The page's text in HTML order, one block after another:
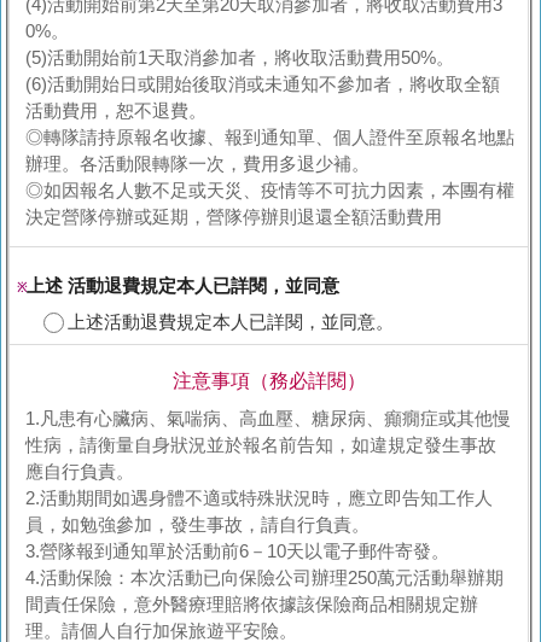
(4)活動開始前第2天至第20天取消參加者，將收取活動費用3
0%。
(5)活動開始前1天取消參加者，將收取活動費用50%。
(6)活動開始日或開始後取消或未通知不參加者，將收取全額
活動費用，恕不退費。
◎轉隊請持原報名收據、報到通知單、個人證件至原報名地點
辦理。各活動限轉隊一次，費用多退少補。
◎如因報名人數不足或天災、疫情等不可抗力因素，本團有權
決定營隊停辦或延期，營隊停辦則退還全額活動費用
※上述 活動退費規定本人已詳閱，並同意
上述活動退費規定本人已詳閱，並同意。
注意事項（務必詳閱）
1.凡患有心臟病、氣喘病、高血壓、糖尿病、癲癇症或其他慢
性病，請衡量自身狀況並於報名前告知，如違規定發生事故
應自行負責。
2.活動期間如遇身體不適或特殊狀況時，應立即告知工作人
員，如勉強參加，發生事故，請自行負責。
3.營隊報到通知單於活動前6－10天以電子郵件寄發。
4.活動保險：本次活動已向保險公司辦理250萬元活動舉辦期
間責任保險，意外醫療理賠將依據該保險商品相關規定辦
理。請個人自行加保旅遊平安險。